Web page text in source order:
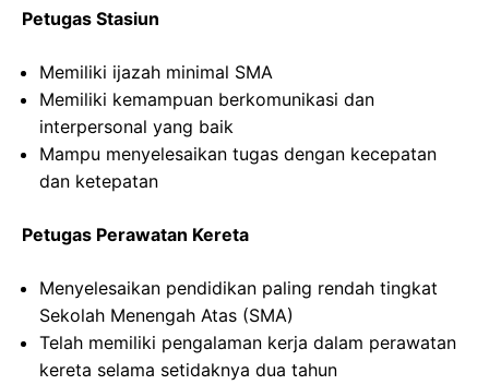
Petugas Stasiun
Memiliki ijazah minimal SMA
Memiliki kemampuan berkomunikasi dan
interpersonal yang baik
Mampu menyelesaikan tugas dengan kecepatan
dan ketepatan
Petugas Perawatan Kereta
Menyelesaikan pendidikan paling rendah tingkat
Sekolah Menengah Atas (SMA)
Telah memiliki pengalaman kerja dalam perawatan
kereta selama setidaknya dua tahun